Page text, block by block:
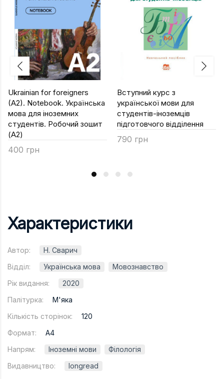
Ukrainian for foreigners
(A2). Notebook. Українська
мова для іноземних
студентів. Робочий зошит
(A2)
400 грн
Вступний курс з
української мови для
студентів-іноземців
підготовчого відділення
790 грн
Характеристики
Автор:
Н. Сварич
Відділ:
Українська мова
Мовознавство
Рік видання:
2020
Палітурка:
М'яка
Кількість сторінок:
120
Формат:
A4
Напрям:
Іноземні мови
Філологія
Видавництво:
longread